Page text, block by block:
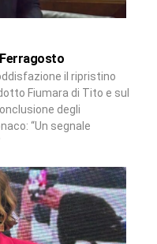
il ripristino
Fiumara di Tito e sul
degli
“Un segnale